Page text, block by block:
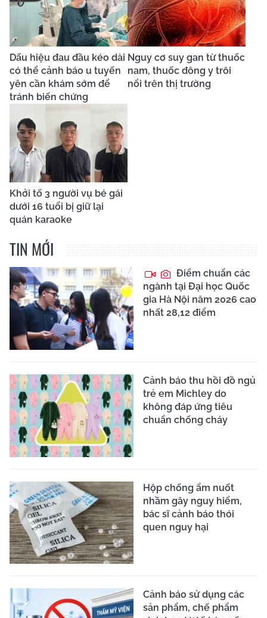
Dấu hiệu đau đầu kéo dài
có thể cảnh báo u tuyến
yên cần khám sớm để
tránh biến chứng
Nguy cơ suy gan từ thuốc
nam, thuốc đông y trôi
nổi trên thị trường
Khởi tố 3 người vụ bé gái
dưới 16 tuổi bị giữ lại
quán karaoke
TIN MỚI
Điểm chuẩn các
ngành tại Đại học Quốc
gia Hà Nội năm 2026 cao
nhất 28,12 điểm
Cảnh báo thu hồi đồ ngủ
trẻ em Michley do
không đáp ứng tiêu
chuẩn chống cháy
Hộp chống ẩm nuốt
nhầm gây nguy hiểm,
bác sĩ cảnh báo thói
quen nguy hại
Cảnh báo sử dụng các
sản phẩm, chế phẩm